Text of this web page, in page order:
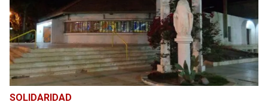
SOLIDARIDAD